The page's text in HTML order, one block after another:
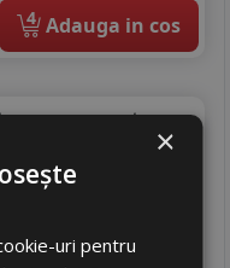
4 Adauga in cos
super sport
×
uri pentru